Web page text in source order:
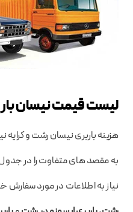
لیست قیمت نیسان
هزینه باربری نیسان رشت و
به مقصد های متفاوت را در جدول
نیاز به اطلاعات در مورد سفارش